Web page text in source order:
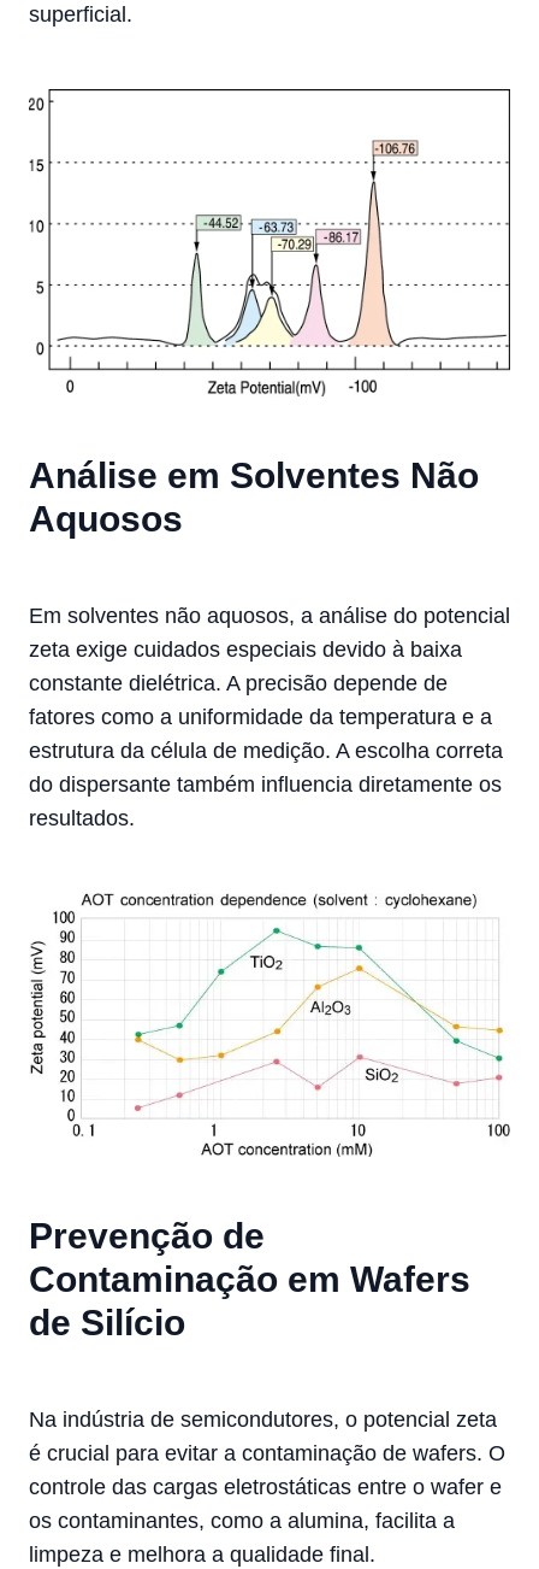
superficial.
Análise em Solventes Não
Aquosos
Em solventes não aquosos, a análise do potencial
zeta exige cuidados especiais devido à baixa
constante dielétrica. A precisão depende de
fatores como a uniformidade da temperatura e a
estrutura da célula de medição. A escolha correta
do dispersante também influencia diretamente os
resultados.
Prevenção de
Contaminação em Wafers
de Silício
Na indústria de semicondutores, o potencial zeta
é crucial para evitar a contaminação de wafers. O
controle das cargas eletrostáticas entre o wafer e
os contaminantes, como a alumina, facilita a
limpeza e melhora a qualidade final.